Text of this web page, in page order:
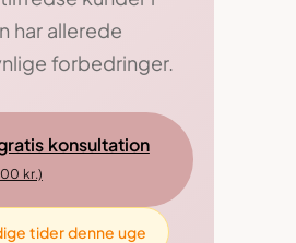
har allerede
forbedringer.
konsultation
kr.)
tider denne uge